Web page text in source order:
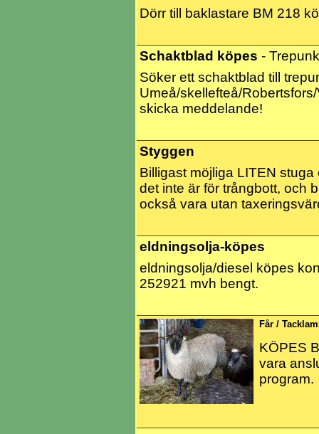
Dörr till baklastare BM 218
Schaktblad köpes -
Söker ett schaktblad till
Umeå/skellefteå/
skicka meddelande!
Styggen
Billigast möjliga LITEN
det inte är för trångbott, och
också vara utan
eldningsolja-köpes
eldningsolja/diesel köpes
252921 mvh bengt.
Får /
KÖPES
vara
program.